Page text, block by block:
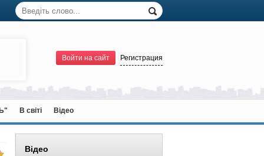
Войти на сайт Регистрация
В світі Відео
Відео